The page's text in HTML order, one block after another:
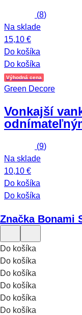
(8)
Na sklade
15,10 €
Do košíka
Do košíka
Výhodná cena
Green Decore
Vonkajší
(9)
Na sklade
10,10 €
Do košíka
Do košíka
Značka Bonami
Do košíka
Do košíka
Do košíka
Do košíka
Do košíka
Do košíka